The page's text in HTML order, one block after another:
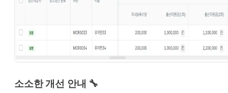
소소한 개선 안내 🔧